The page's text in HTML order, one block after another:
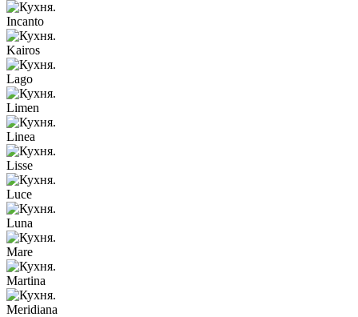
Incanto
Kairos
Lago
Limen
Linea
Lisse
Luce
Luna
Mare
Martina
Meridiana